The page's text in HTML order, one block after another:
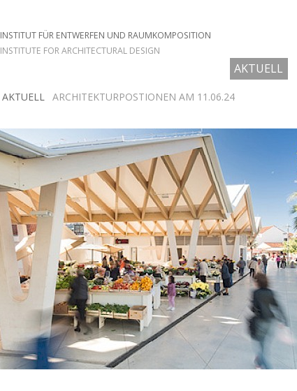
INSTITUT FÜR ENTWERFEN UND RAUMKOMPOSITION
INSTITUTE FOR ARCHITECTURAL DESIGN
AKTUELL
HOME
AKTUELL ARCHITEKTURPOSTIONEN AM 11.06.24